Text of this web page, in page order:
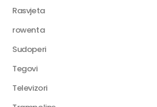
Rasvjeta
rowenta
Sudoperi
Tegovi
Televizori